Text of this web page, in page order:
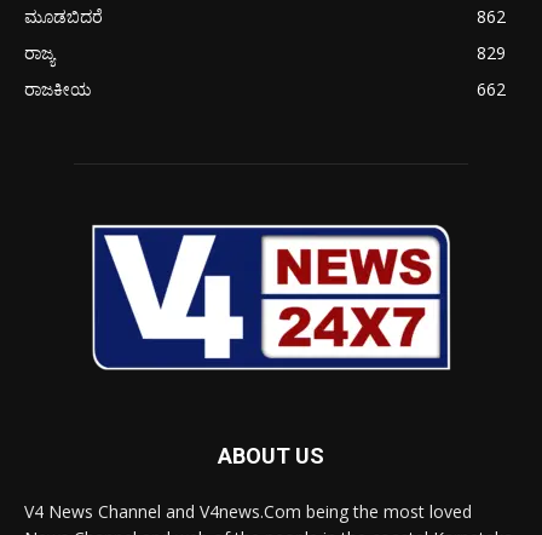
ಮೂಡಬಿದರೆ
862
ರಾಜ್ಯ
829
ರಾಜಕೀಯ
662
ABOUT US
V4 News Channel and V4news.Com being the most loved